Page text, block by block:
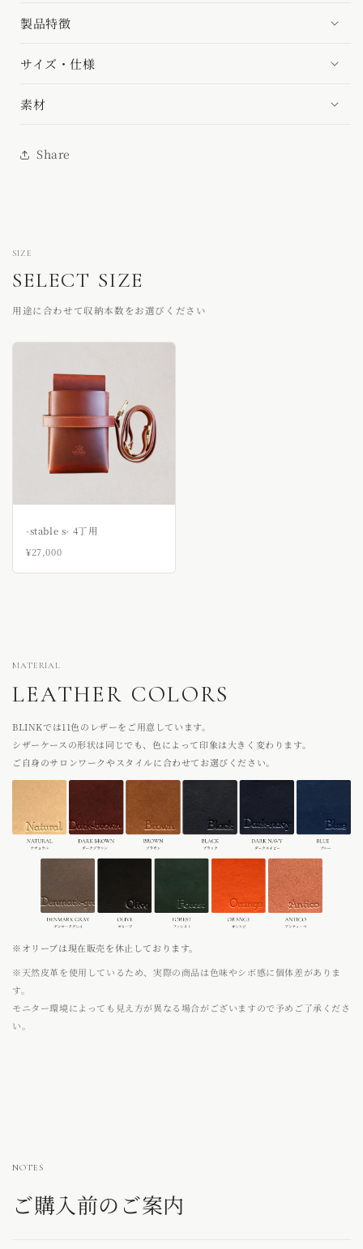
製品特徴
サイズ・仕様
素材
Share
SIZE
SELECT SIZE
用途に合わせて収納本数をお選びください
-stable s- 4丁用
¥27,000
MATERIAL
LEATHER COLORS
BLINKでは11色のレザーをご用意しています。
シザーケースの形状は同じでも、色によって印象は大きく変わります。
ご自身のサロンワークやスタイルに合わせてお選びください。
※オリーブは現在販売を休止しております。
※天然皮革を使用しているため、実際の商品は色味やシボ感に個体差がありま
す。
モニター環境によっても見え方が異なる場合がございますので予めご了承くださ
い。
NOTES
ご購入前のご案内